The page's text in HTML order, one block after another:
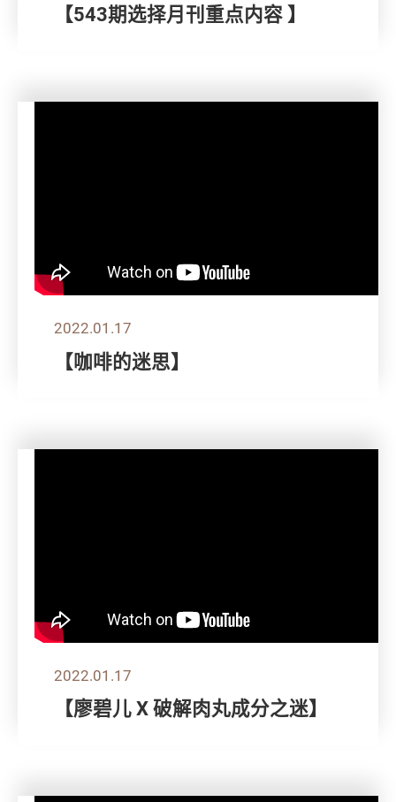
【543期选择月刊重点内容 】
2022.01.17
【咖啡的迷思】
2022.01.17
【廖碧儿 X 破解肉丸成分之迷】